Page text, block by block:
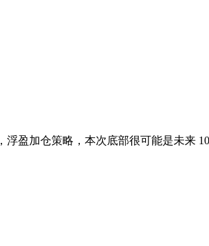
，浮盈加仓策略，本次底部很可能是未来